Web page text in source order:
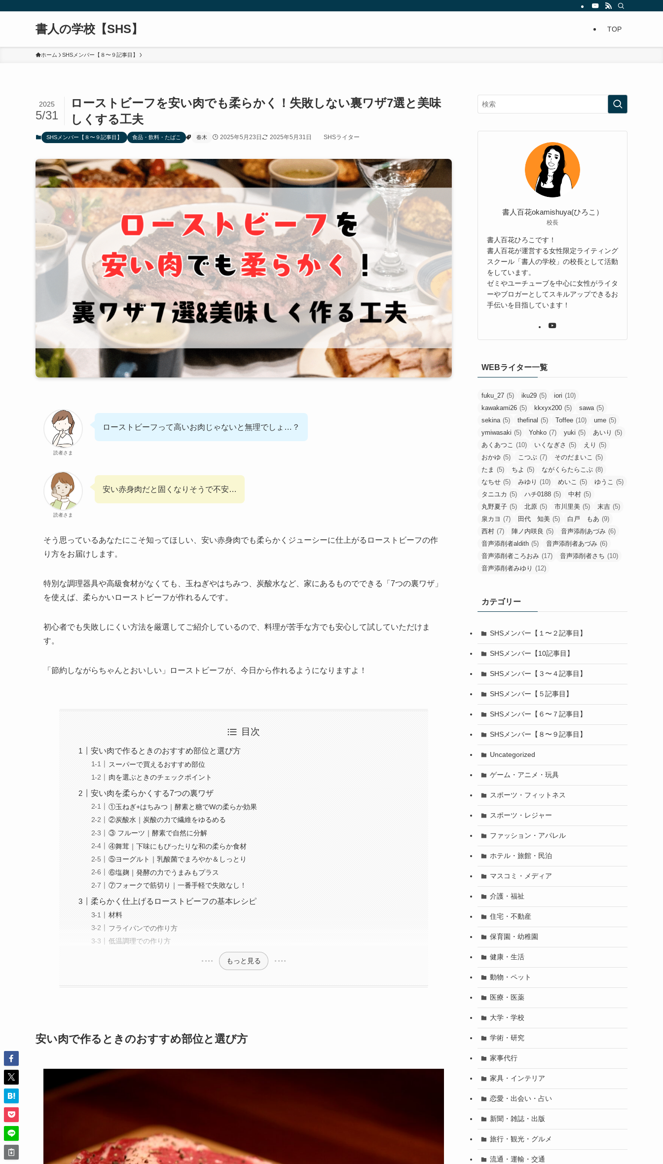
書人の学校【SHS】 TOP
ホーム SHSメンバー【８〜９記事目】
ローストビーフを安い肉でも柔らかく！失敗しない裏ワザ7選と美味
しくする工夫
2025
5/31
SHSメンバー【８〜９記事目】 食品・飲料・たばこ 春木 2025年5月23日 2025年5月31日 SHSライター
読者さま
ローストビーフって高いお肉じゃないと無理でしょ…？
読者さま
安い赤身肉だと固くなりそうで不安…
そう思っているあなたにこそ知ってほしい、安い赤身肉でも柔らかくジューシーに仕上がるローストビーフの作
り方をお届けします。
特別な調理器具や高級食材がなくても、玉ねぎやはちみつ、炭酸水など、家にあるものでできる「7つの裏ワザ」
を使えば、柔らかいローストビーフが作れるんです。
初心者でも失敗しにくい方法を厳選してご紹介しているので、料理が苦手な方でも安心して試していただけま
す。
「節約しながらちゃんとおいしい」ローストビーフが、今日から作れるようになりますよ！
目次
安い肉で作るときのおすすめ部位と選び方
スーパーで買えるおすすめ部位
肉を選ぶときのチェックポイント
安い肉を柔らかくする7つの裏ワザ
①玉ねぎ+はちみつ｜酵素と糖でWの柔らか効果
②炭酸水｜炭酸の力で繊維をゆるめる
③ フルーツ｜酵素で自然に分解
④舞茸｜下味にもぴったりな和の柔らか食材
⑤ヨーグルト｜乳酸菌でまろやか＆しっとり
⑥塩麹｜発酵の力でうまみもプラス
⑦フォークで筋切り｜一番手軽で失敗なし！
柔らかく仕上げるローストビーフの基本レシピ
材料
フライパンでの作り方
低温調理での作り方
もっと見る
安い肉で作るときのおすすめ部位と選び方
書人百花okamishuya(ひろこ）
校長
書人百花ひろこです！
書人百花が運営する女性限定ライティング
スクール「書人の学校」の校長として活動
をしています。
ゼミやユーチューブを中心に女性がライタ
ーやブロガーとしてスキルアップできるお
手伝いを目指しています！
WEBライター一覧
fuku_27 (5) iku29 (5) iori (10)
kawakami26 (5) kkxyx200 (5) sawa (5)
sekina (5) thefinal (5) Toffee (10) ume (5)
ymiwasaki (5) Yohko (7) yuki (5) あいり (5)
あくあつこ (10) いくなぎさ (5) えり (5)
おかゆ (5) こつぶ (7) そのだまいこ (5)
たま (5) ちよ (5) ながくらたらこぶ (8)
なちせ (5) みゆり (10) めいこ (5) ゆうこ (5)
タニユカ (5) ハチ0188 (5) 中村 (5)
丸野夏子 (5) 北原 (5) 市川里美 (5) 末吉 (5)
泉カヨ (7) 田代 知美 (5) 白戸 もあ (9)
西村 (7) 陣ノ内咲良 (5) 音声添削あづみ (6)
音声添削者aldith (5) 音声添削者あづみ (6)
音声添削者ころおみ (17) 音声添削者さち (10)
音声添削者みゆり (12)
カテゴリー
SHSメンバー【１〜２記事目】
SHSメンバー【10記事目】
SHSメンバー【３〜４記事目】
SHSメンバー【５記事目】
SHSメンバー【６〜７記事目】
SHSメンバー【８〜９記事目】
Uncategorized
ゲーム・アニメ・玩具
スポーツ・フィットネス
スポーツ・レジャー
ファッション・アパレル
ホテル・旅館・民泊
マスコミ・メディア
介護・福祉
住宅・不動産
保育園・幼稚園
健康・生活
動物・ペット
医療・医薬
大学・学校
学術・研究
家事代行
家具・インテリア
恋愛・出会い・占い
新聞・雑誌・出版
旅行・観光・グルメ
流通・運輸・交通